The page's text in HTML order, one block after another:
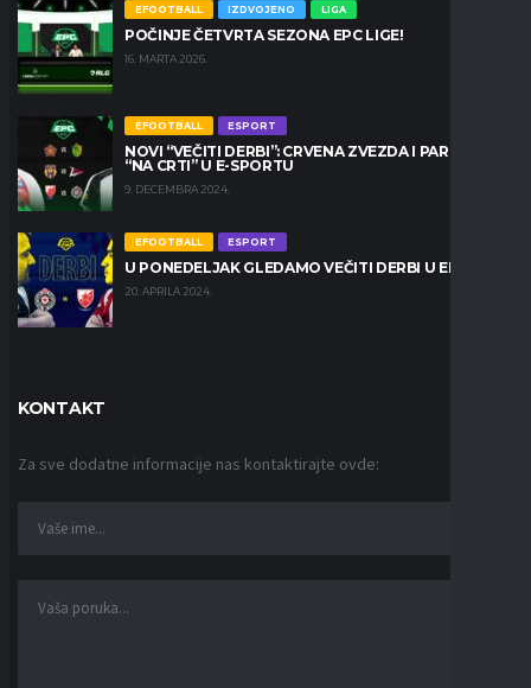
EFOOTBALL IZDVOJENO LIGA
POČINJE ČETVRTA SEZONA EPC LIGE!
16. MARTA 2026.
EFOOTBALL ESPORT
NOVI “VEČITI DERBI”: CRVENA ZVEZDA I PARTIZAN
“NA CRTI” U E-SPORTU
9. DECEMBRA 2024.
EFOOTBALL ESPORT
U PONEDELJAK GLEDAMO VEČITI DERBI U EPC LIGI
20. APRILA 2024.
KONTAKT
Za sve dodatne informacije nas kontaktirajte ovde: